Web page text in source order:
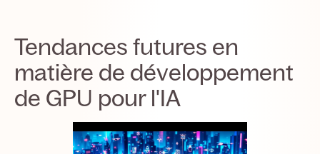
Tendances futures en
matière de développement
de GPU pour l'IA